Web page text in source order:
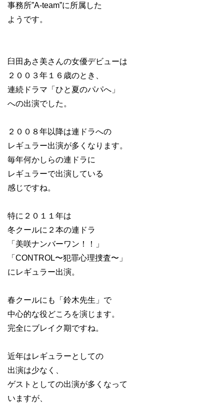
事務所”A-team”に所属した
ようです。
臼田あさ美さんの女優デビューは
２００３年１６歳のとき、
連続ドラマ「ひと夏のパパへ」
への出演でした。
２００８年以降は連ドラへの
レギュラー出演が多くなります。
毎年何かしらの連ドラに
レギュラーで出演している
感じですね。
特に２０１１年は
冬クールに２本の連ドラ
「美咲ナンバーワン！！」
「CONTROL〜犯罪心理捜査〜」
にレギュラー出演。
春クールにも「鈴木先生」で
中心的な役どころを演じます。
完全にブレイク期ですね。
近年はレギュラーとしての
出演は少なく、
ゲストとしての出演が多くなって
いますが、